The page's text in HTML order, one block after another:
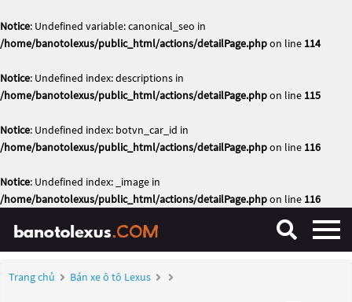
Notice: Undefined variable: canonical_seo in
/home/banotolexus/public_html/actions/detailPage.phpon line 114
Notice: Undefined index: descriptions in
/home/banotolexus/public_html/actions/detailPage.phpon line 115
Notice: Undefined index: botvn_car_id in
/home/banotolexus/public_html/actions/detailPage.phpon line 116
Notice: Undefined index: _image in
/home/banotolexus/public_html/actions/detailPage.phpon line 116
Trang chủ Bán xe ô tô Lexus